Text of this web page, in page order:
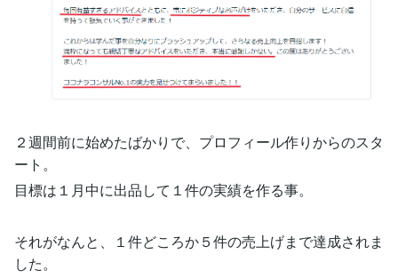
２週間前に始めたばかりで、プロフィール作りからのスタ
ート。
目標は１月中に出品して１件の実績を作る事。
それがなんと、１件どころか５件の売上げまで達成されま
した。